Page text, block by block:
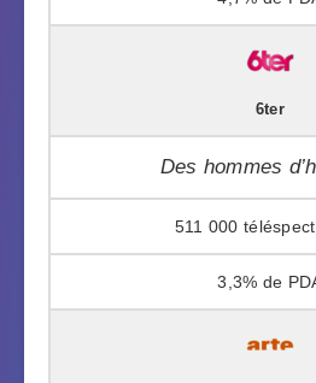
6ter
Des hommes
511 000
3,3%